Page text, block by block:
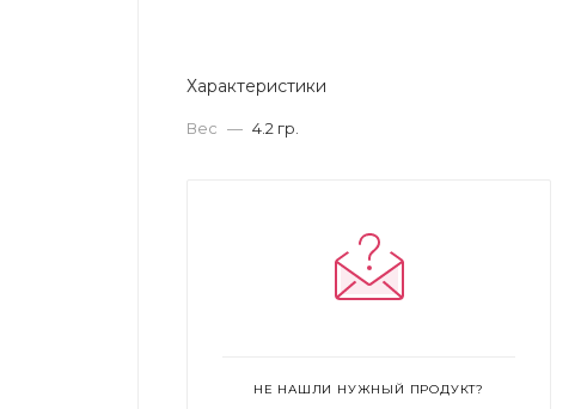
Характеристики
Вес — 4.2 гр.
НЕ НАШЛИ НУЖНЫЙ ПРОДУКТ?